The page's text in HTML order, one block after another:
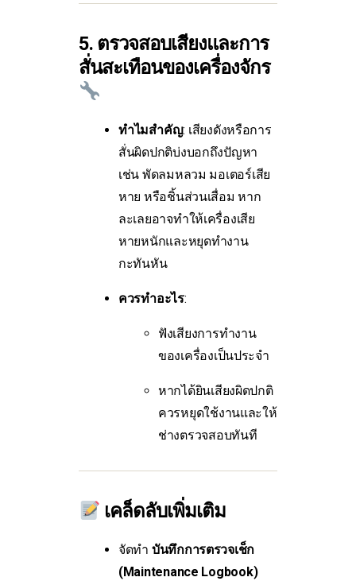
5. ตรวจสอบเสียงและการ
สั่นสะเทือนของเครื่องจักร
ทำไมสำคัญ: เสียงดังหรือการ
สั่นผิดปกติบ่งบอกถึงปัญหา
เช่น พัดลมหลวม มอเตอร์เสีย
หาย หรือชิ้นส่วนเสื่อม หาก
ละเลยอาจทำให้เครื่องเสีย
หายหนักและหยุดทำงาน
กะทันหัน
ควรทำอะไร:
ฟังเสียงการทำงาน
ของเครื่องเป็นประจำ
หากได้ยินเสียงผิดปกติ
ควรหยุดใช้งานและให้
ช่างตรวจสอบทันที
เคล็ดลับเพิ่มเติม
จัดทำ บันทึกการตรวจเช็ก
(Maintenance Logbook)